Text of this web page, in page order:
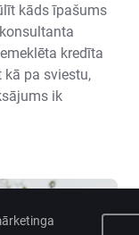
kāds īpašums
kredīta
pa sviestu,
ik